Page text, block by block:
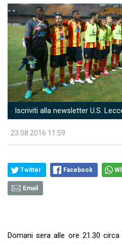
Iscriviti alla newsletter U.S.
23.08.2016 11:59
Twitter Facebook
Email
Domani sera alle ore 21.30